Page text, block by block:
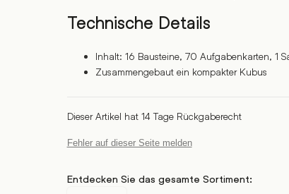
Technische Details
Inhalt: 16 Bausteine, 70 Aufgabenkarten, 1
Zusammengebaut ein kompakter Kubus
Dieser Artikel hat 14 Tage Rückgaberecht
Fehler auf dieser Seite melden
Entdecken Sie das gesamte Sortiment: